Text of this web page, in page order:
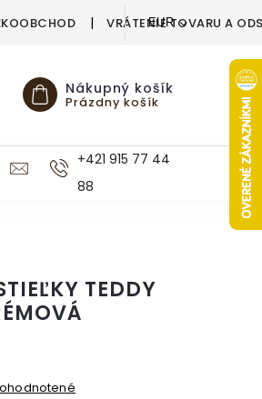
VRÁTENIE TOVARU A
EUR
Nákupný košík
Prázdny košík
KUCHYŇA KÚPEĽŇA
+421 915 77 44
88
TEDDY